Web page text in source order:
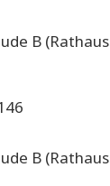
B
B